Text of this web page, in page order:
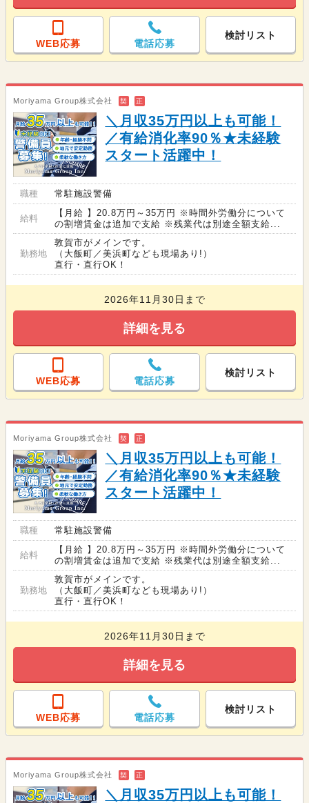
WEB応募 電話応募
検討リスト
Moriyama Group株式会社 契 正
＼月収35万円以上も可能！
／有給消化率90％★未経験
スタート活躍中！
職種 常駐施設警備
給料
【月給 】20.8万円～35万円 ※時間外労働分について
の割増賃金は追加で支給 ※残業代は別途全額支給...
勤務地
敦賀市がメインです。
（大飯町／美浜町なども現場あり!）
直行・直行OK！
2026年11月30日まで
詳細を見る
WEB応募 電話応募
検討リスト
Moriyama Group株式会社 契 正
＼月収35万円以上も可能！
／有給消化率90％★未経験
スタート活躍中！
職種 常駐施設警備
給料
【月給 】20.8万円～35万円 ※時間外労働分について
の割増賃金は追加で支給 ※残業代は別途全額支給...
勤務地
敦賀市がメインです。
（大飯町／美浜町なども現場あり!）
直行・直行OK！
2026年11月30日まで
詳細を見る
WEB応募 電話応募
検討リスト
Moriyama Group株式会社 契 正
＼月収35万円以上も可能！